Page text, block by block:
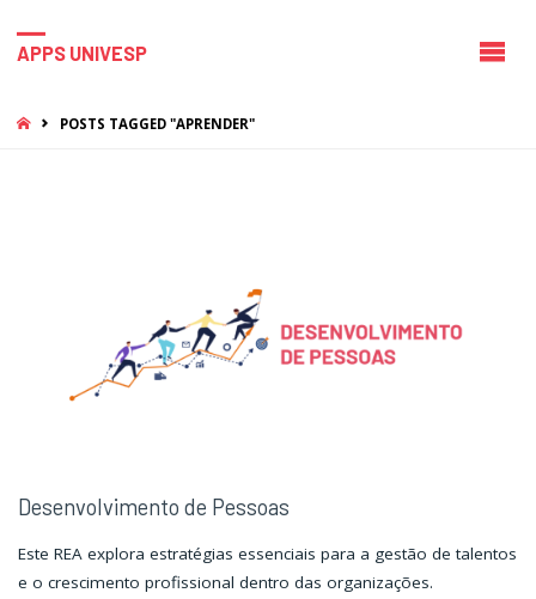
APPS UNIVESP
HOMEPOSTS TAGGED "APRENDER"
Desenvolvimento de Pessoas
Este REA explora estratégias essenciais para a gestão de talentos
e o crescimento profissional dentro das organizações.